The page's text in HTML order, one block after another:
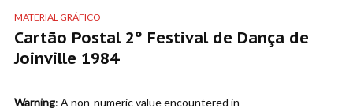
MATERIAL GRÁFICO
Cartão Postal 2º Festival de Dança de
Joinville 1984
Warning: A non-numeric value encountered in